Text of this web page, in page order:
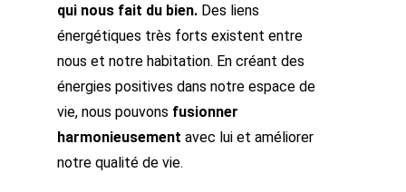
qui nous fait du bien.Des liens
énergétiques très forts existent entre
nous et notre habitation. En créant des
énergies positives dans notre espace de
vie, nous pouvons fusionner
harmonieusement avec lui et améliorer
notre qualité de vie.